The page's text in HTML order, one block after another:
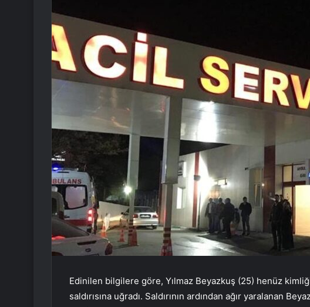
Edinilen bilgilere göre, Yılmaz Beyazkuş (25) henüz
saldırısına uğradı. Saldırının ardından ağır yaralanan